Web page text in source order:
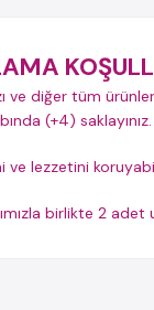
ve diğer tüm
(+4) saklayınız.
ve lezzetini
birlikte 2